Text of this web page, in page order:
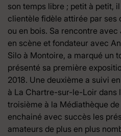
son temps libre ; petit à petit,
clientèle fidèle attirée par
ou en bois. Sa rencontre
en scène et fondateur avec
Silo à Montoire, a marqué un
présenté sa première
2018. Une deuxième a suivi
à La Chartre-sur-le-Loir dans
troisième à la Médiathèque
enchainé avec succès les
amateurs de plus en plus